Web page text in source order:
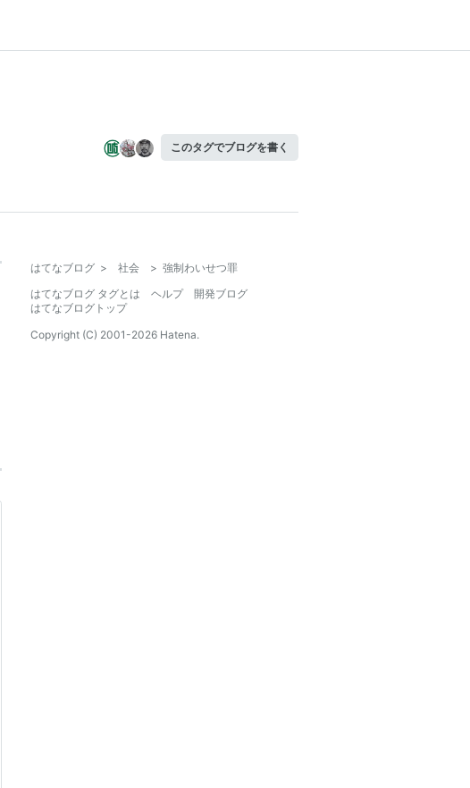
このタグでブログを書く
はてなブログ > 社会 > 強制わいせつ罪
はてなブログ タグとは
ヘルプ
開発ブログ
はてなブログトップ
Copyright (C) 2001-2026 Hatena.